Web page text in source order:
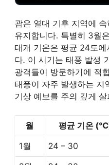
괌은 열대 기후 지역에
유지합니다. 특별히 3월
대개 기온은 평균 24도
다. 이 시기는 태풍 발생
광객들이 방문하기에 적
태풍이 자주 발생하는 지
기상 예보를 주의 깊게
월 평균 기온
1월 24 – 30